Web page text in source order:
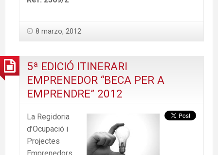
8 marzo, 2012
5ª EDICIÓ ITINERARI
EMPRENEDOR “BECA PER A
EMPRENDRE” 2012
La Regidoria
d’Ocupació i
Projectes